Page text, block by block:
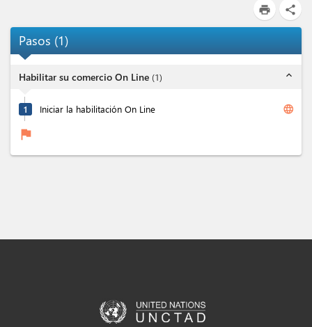
print share
Pasos (1)
Habilitar su comercio On Line (1) expand_less
1 Iniciar la habilitación On Line language
flag